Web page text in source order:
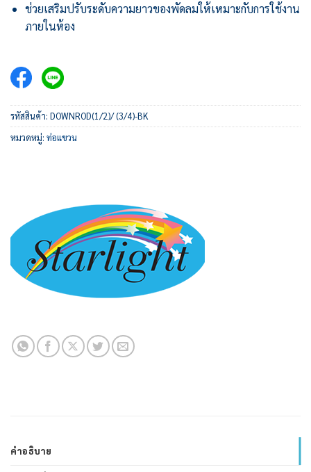
ช่วยเสริมปรับระดับความยาวของพัดลมให้เหมาะกับการใช้งาน
ภายในห้อง
รหัสสินค้า: DOWNROD(1/2)/ (3/4)-BK
หมวดหมู่: ท่อแขวน
คำอธิบาย